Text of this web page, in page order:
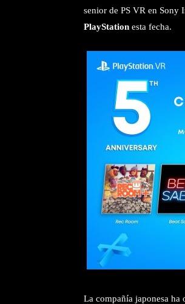
senior de PS VR en Sony
PlayStation esta fecha.
La compañía japonesa ha